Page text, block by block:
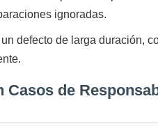
ignoradas.
defecto de larga duración,
Casos de